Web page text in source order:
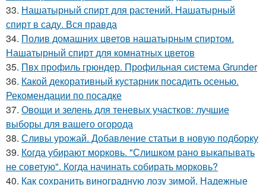
33. Нашатырный спирт для растений. Нашатырный
спирт в саду. Вся правда
34. Полив домашних цветов нашатырным спиртом.
Нашатырный спирт для комнатных цветов
35. Пвх профиль грюндер. Профильная система Grunder
36. Какой декоративный кустарник посадить осенью.
Рекомендации по посадке
37. Овощи и зелень для теневых участков: лучшие
выборы для вашего огорода
38. Сливы урожай. Добавление статьи в новую подборку
39. Когда убирают морковь. "Слишком рано выкапывать
не советую". Когда начинать собирать морковь?
40. Как сохранить виноградную лозу зимой. Надежные